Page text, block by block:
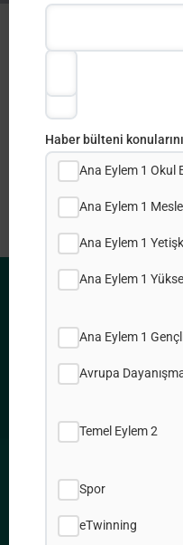
Gizlilik Politikası
Çerez Politikamız
Haber bülteni
Ana Eylem 1 Okul
Ana Eylem 1
Ana Eylem 1
Ana Eylem 1
Ana Eylem 1
Avrupa
Temel Eylem 2
Spor
eTwinning